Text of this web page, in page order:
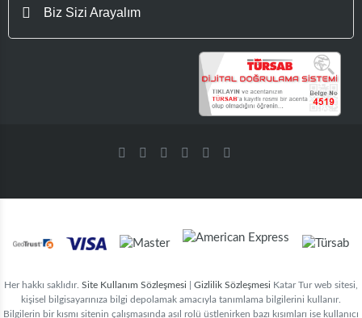
Biz Sizi Arayalım
Her hakkı saklıdır. Site Kullanım Sözleşmesi Gizlilik Sözleşmesi Katar Tur web sitesi,
kişisel bilgisayarınıza bilgi depolamak amacıyla tanımlama bilgilerini kullanır.
Bilgilerin bir kısmı sitenin çalışmasında asıl rolü üstlenirken bazı kısımları ise kullanıcı